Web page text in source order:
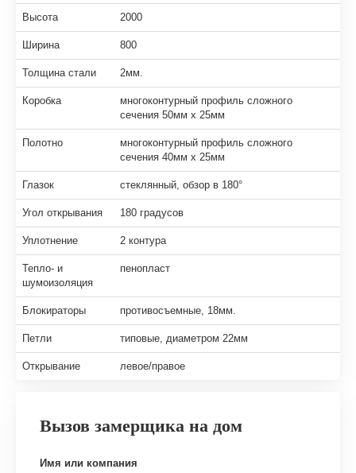
Высота 2000
Ширина 800
Толщина стали 2мм.
Коробка
многоконтурный профиль сложного
сечения 50мм х 25мм
Полотно
многоконтурный профиль сложного
сечения 40мм х 25мм
Глазок стеклянный, обзор в 180°
Угол открывания 180 градусов
Уплотнение 2 контура
Тепло- и
шумоизоляция
пенопласт
Блокираторы противосъемные, 18мм.
Петли типовые, диаметром 22мм
Открывание левое/правое
Вызов замерщика на дом
Имя или компания